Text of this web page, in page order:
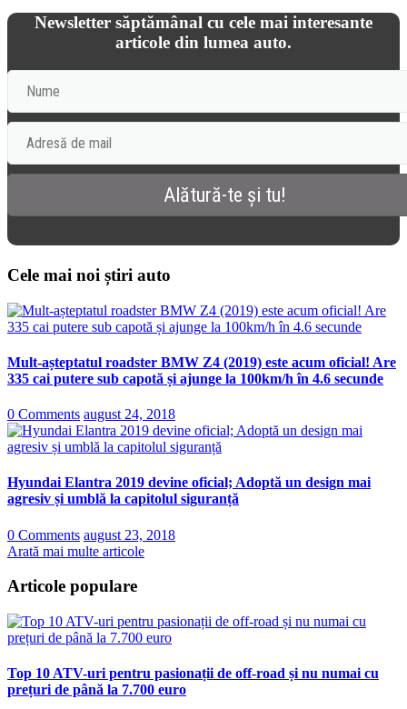
Newsletter săptămânal cu cele mai interesante
articole din lumea auto.
Cele mai noi știri auto
Mult-așteptatul roadster BMW Z4 (2019) este acum oficial! Are
335 cai putere sub capotă și ajunge la 100km/h în 4.6 secunde
0 Comments august 24, 2018
Hyundai Elantra 2019 devine oficial; Adoptă un design mai
agresiv și umblă la capitolul siguranță
0 Comments august 23, 2018
Arată mai multe articole
Articole populare
Top 10 ATV-uri pentru pasionații de off-road și nu numai cu
prețuri de până la 7.700 euro